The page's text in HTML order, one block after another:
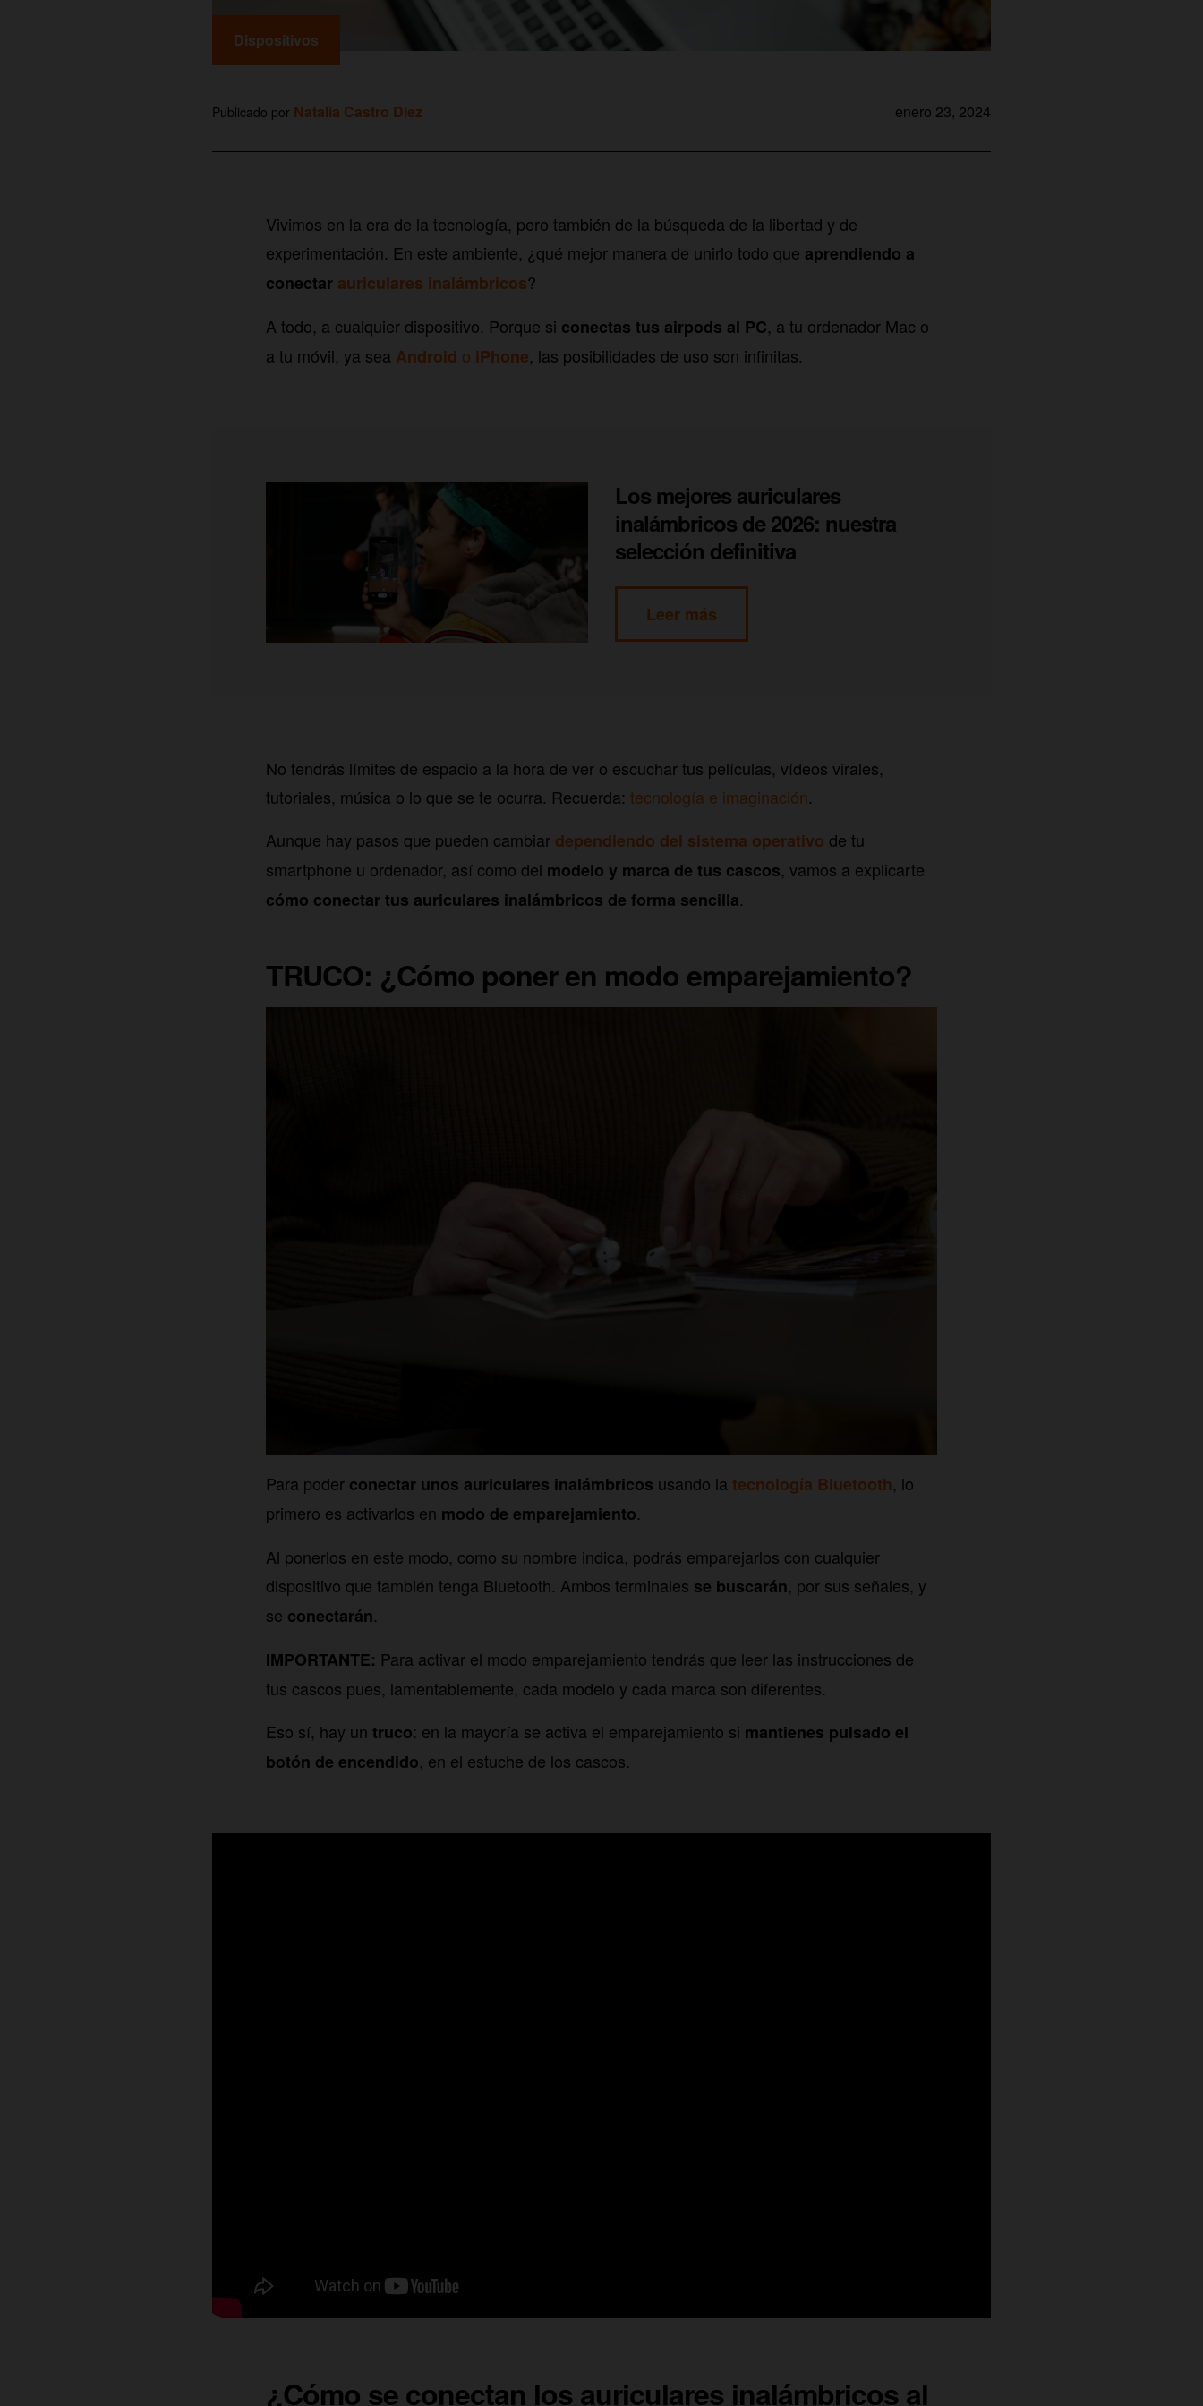
Dispositivos
Publicado por Natalia Castro Diez enero 23, 2024
Vivimos en la era de la tecnología, pero también de la búsqueda de la libertad y de
experimentación. En este ambiente, ¿qué mejor manera de unirlo todo que aprendiendo a
conectar auriculares inalámbricos?
A todo, a cualquier dispositivo. Porque si conectas tus airpods al PC, a tu ordenador Mac o
a tu móvil, ya sea Android o iPhone, las posibilidades de uso son infinitas.
Los mejores auriculares
inalámbricos de 2026: nuestra
selección definitiva
Leer más
No tendrás límites de espacio a la hora de ver o escuchar tus películas, vídeos virales,
tutoriales, música o lo que se te ocurra. Recuerda: tecnología e imaginación.
Aunque hay pasos que pueden cambiar dependiendo del sistema operativo de tu
smartphone u ordenador, así como del modelo y marca de tus cascos, vamos a explicarte
cómo conectar tus auriculares inalámbricos de forma sencilla.
TRUCO: ¿Cómo poner en modo emparejamiento?
Para poder conectar unos auriculares inalámbricos usando la tecnología Bluetooth, lo
primero es activarlos en modo de emparejamiento.
Al ponerlos en este modo, como su nombre indica, podrás emparejarlos con cualquier
dispositivo que también tenga Bluetooth. Ambos terminales se buscarán, por sus señales, y
se conectarán.
IMPORTANTE: Para activar el modo emparejamiento tendrás que leer las instrucciones de
tus cascos pues, lamentablemente, cada modelo y cada marca son diferentes.
Eso sí, hay un truco: en la mayoría se activa el emparejamiento si mantienes pulsado el
botón de encendido, en el estuche de los cascos.
¿Cómo se conectan los auriculares inalámbricos al